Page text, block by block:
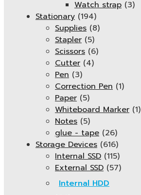
Watch strap (3)
Stationary (194)
Supplies (8)
Stapler (5)
Scissors (6)
Cutter (4)
Pen (3)
Correction Pen (1)
Paper (5)
Whiteboard Marker (1)
Notes (5)
glue - tape (26)
Storage Devices (616)
Internal SSD (115)
External SSD (57)
Internal HDD